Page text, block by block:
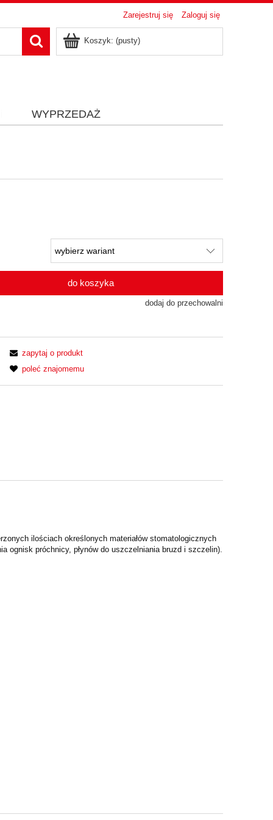
Zarejestruj się Zaloguj się
Koszyk: (pusty)
WYPRZEDAŻ
do koszyka
dodaj do przechowalni
zapytaj o produkt
poleć znajomemu
ilościach określonych materiałów stomatologicznych
ognisk próchnicy, płynów do uszczelniania bruzd i szczelin).